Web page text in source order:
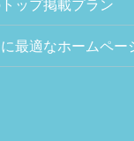
ップ掲載プラン
最適なホームペー